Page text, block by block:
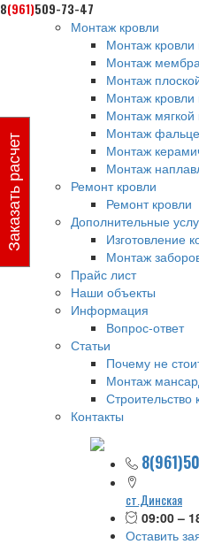
8(961)509-73-47
Монтаж кровли
Монтаж
Монтаж
Монтаж
Монтаж
Монтаж мягкой
Монтаж
Монтаж
Монтаж
Ремонт кровли
Ремонт кровли
Дополнительные
Изготовление
Монтаж
Прайс лист
Наши объекты
Информация
Вопрос-ответ
Статьи
Почему не
Монтаж
Контакты
ст.Динская
09:00 –
Оставить
Заказать расчет